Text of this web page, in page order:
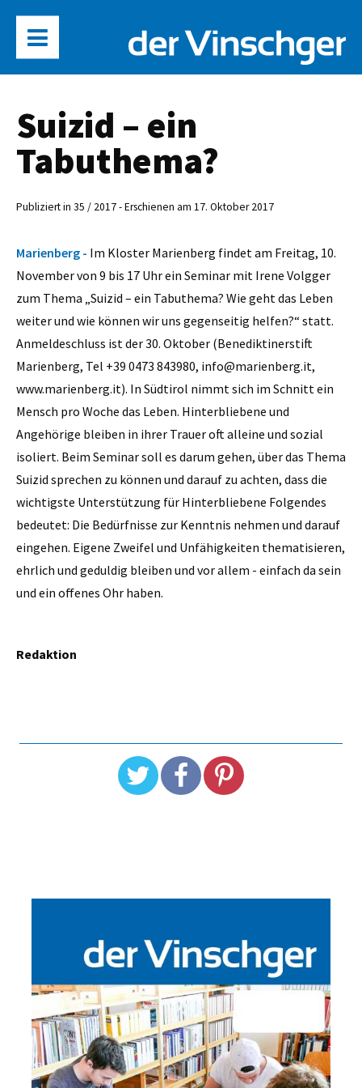
Suizid – ein
Tabuthema?
Publiziert in 35 / 2017 - Erschienen am 17. Oktober 2017
Marienberg - Im Kloster ­Marienberg findet am Freitag, 10.
November von 9 bis 17 Uhr ein Seminar mit Irene Volgger
zum Thema „Suizid – ein Tabuthema? Wie geht das Leben
weiter und wie können wir uns gegenseitig helfen?“ statt.
Anmeldeschluss ist der 30. Oktober (Benediktinerstift
Marienberg, Tel +39 0473 843980, info@marienberg.it,
www.marienberg.it). In Südtirol nimmt sich im Schnitt ein
Mensch pro Woche das Leben. Hinterbliebene und
Angehörige bleiben in ihrer Trauer oft alleine und sozial
isoliert. Beim Seminar soll es darum gehen, über das Thema
Suizid sprechen zu können und darauf zu achten, dass die
wichtigste Unterstützung für Hinterbliebene Folgendes
bedeutet: Die Bedürfnisse zur Kenntnis nehmen und darauf
eingehen. Eigene Zweifel und Unfähigkeiten thematisieren,
ehrlich und geduldig bleiben und vor allem - einfach da sein
und ein offenes Ohr haben.
Redaktion